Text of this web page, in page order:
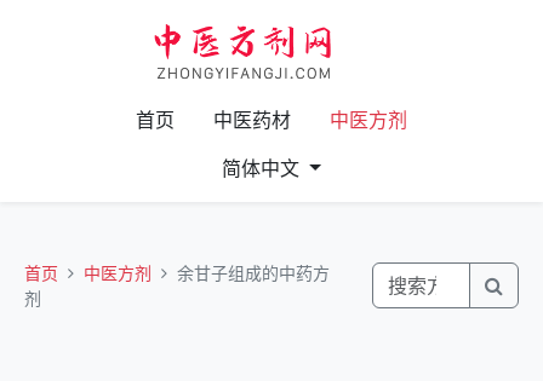
首页 中医药材
中医方剂
简体中文
首页 中医方剂
余甘子组成的中药方
剂